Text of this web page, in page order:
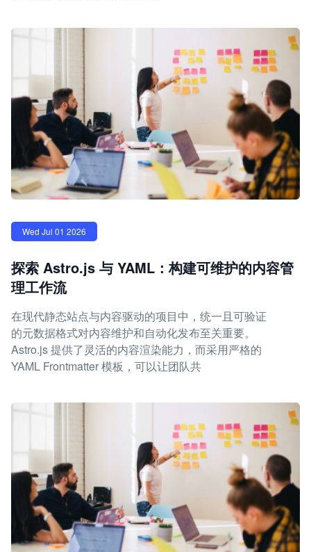
Wed Jul 01 2026
探索 Astro.js 与 YAML：构建可维护的内容管
理工作流
在现代静态站点与内容驱动的项目中，统一且可验证
的元数据格式对内容维护和自动化发布至关重要。
Astro.js 提供了灵活的内容渲染能力，而采用严格的
YAML Frontmatter 模板，可以让团队共